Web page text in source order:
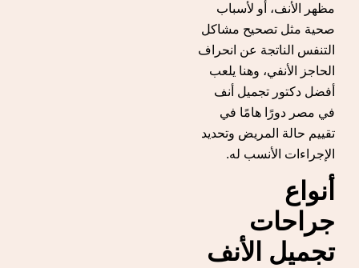
مظهر الأنف، أو لأسباب
صحية مثل تصحيح مشاكل
التنفس الناتجة عن انحراف
الحاجز الأنفي، وهنا يلعب
أفضل دكتور تجميل أنف
في مصر دورًا هامًا في
تقييم حالة المريض وتحديد
الإجراءات الأنسب له.
أنواع
جراحات
تجميل الأنف